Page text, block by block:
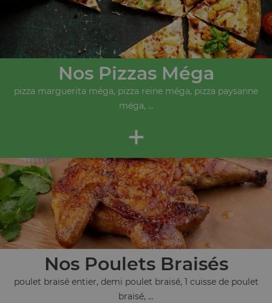
Nos Pizzas Méga
pizza marguerita méga, pizza reine méga, pizza paysanne
méga, ...
+
Nos Poulets Braisés
poulet braisé entier, demi poulet braisé, 1 cuisse de poulet
braisé, ...